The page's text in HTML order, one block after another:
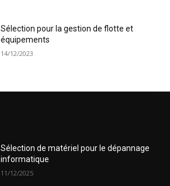
Sélection pour la gestion de flotte et
équipements
14/12/2023
Sélection de matériel pour le dépannage
informatique
11/12/2025